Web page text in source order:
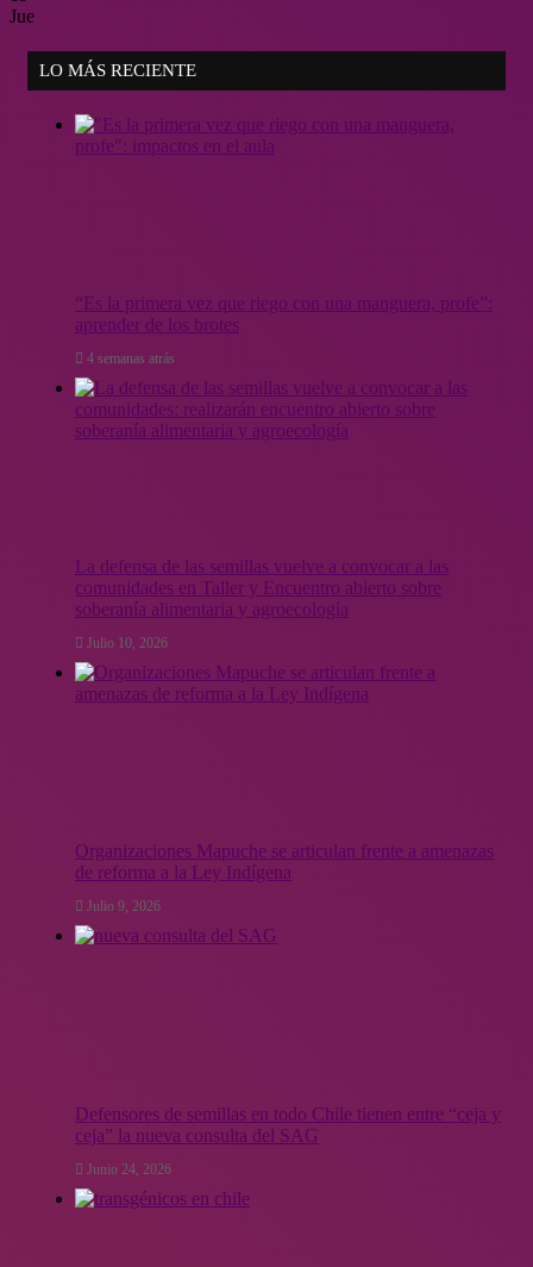
Jue
LO MÁS RECIENTE
“Es la primera vez que riego con una manguera, profe”:
aprender de los brotes
4 semanas atrás
La defensa de las semillas vuelve a convocar a las
comunidades en Taller y Encuentro abierto sobre
soberanía alimentaria y agroecología
Julio 10, 2026
Organizaciones Mapuche se articulan frente a amenazas
de reforma a la Ley Indígena
Julio 9, 2026
Defensores de semillas en todo Chile tienen entre “ceja y
ceja” la nueva consulta del SAG
Junio 24, 2026